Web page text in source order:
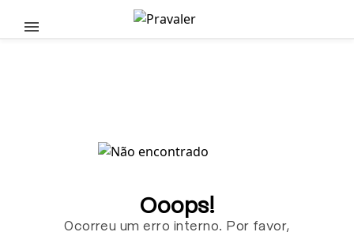
Pular para o conteúdo principal
Ooops!
Ocorreu um erro interno. Por favor,